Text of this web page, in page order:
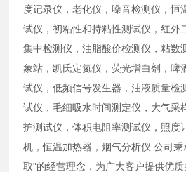
度记录仪，老化仪，噪音检测仪，恒
试仪，初粘性和持粘性测试仪，红外
集中检测仪，油脂酸价检测仪，粘数
象站，凯氏定氮仪，荧光增白剂，啤
试仪，低频信号发生器，油液质量检
试仪，毛细吸水时间测定仪，大气采
护测试仪，体积电阻率测试仪，照度
机，恒温加热器，烟气分析仪 公司秉
取"的经营理念，为广大客户提供优